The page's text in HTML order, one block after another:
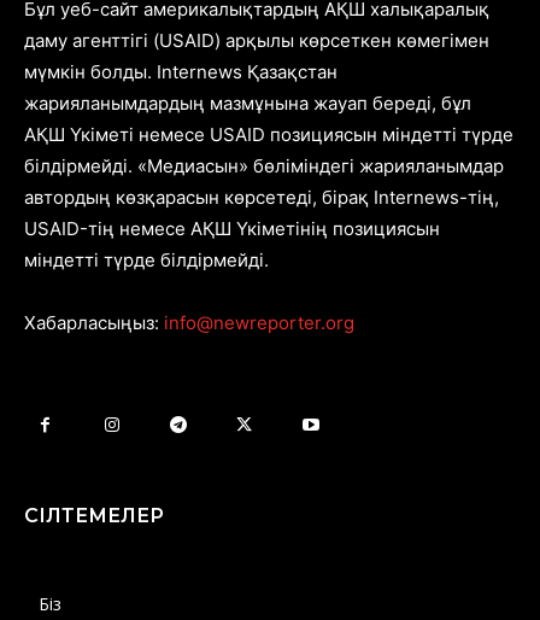
Бұл уеб-сайт америкалықтардың АҚШ халықаралық
даму агенттігі (USAID) арқылы көрсеткен көмегімен
мүмкін болды. Internews Қазақстан
жарияланымдардың мазмұнына жауап береді, бұл
АҚШ Үкіметі немесе USAID позициясын міндетті түрде
білдірмейді. «Медиасын» бөліміндегі жарияланымдар
автордың көзқарасын көрсетеді, бірақ Internews-тің,
USAID-тің немесе АҚШ Үкіметінің позициясын
міндетті түрде білдірмейді.
Хабарласыңыз: info@newreporter.org
СІЛТЕМЕЛЕР
Біз